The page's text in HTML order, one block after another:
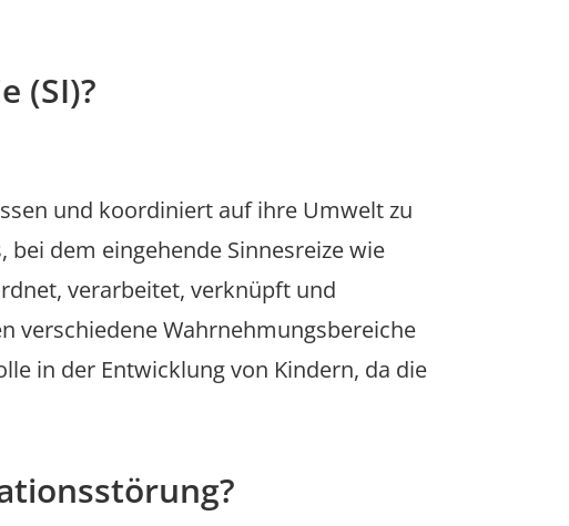
(SI)?
und koordiniert auf ihre Umwelt zu
dem eingehende Sinnesreize wie
verarbeitet, verknüpft und
verschiedene Wahrnehmungsbereiche
in der Entwicklung von Kindern, da die